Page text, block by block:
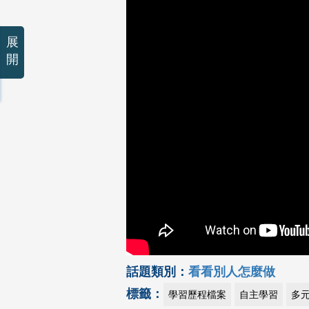
話題類別： 看看別人怎麼做
標籤：
學習歷程檔案 自主學習 多
展
開